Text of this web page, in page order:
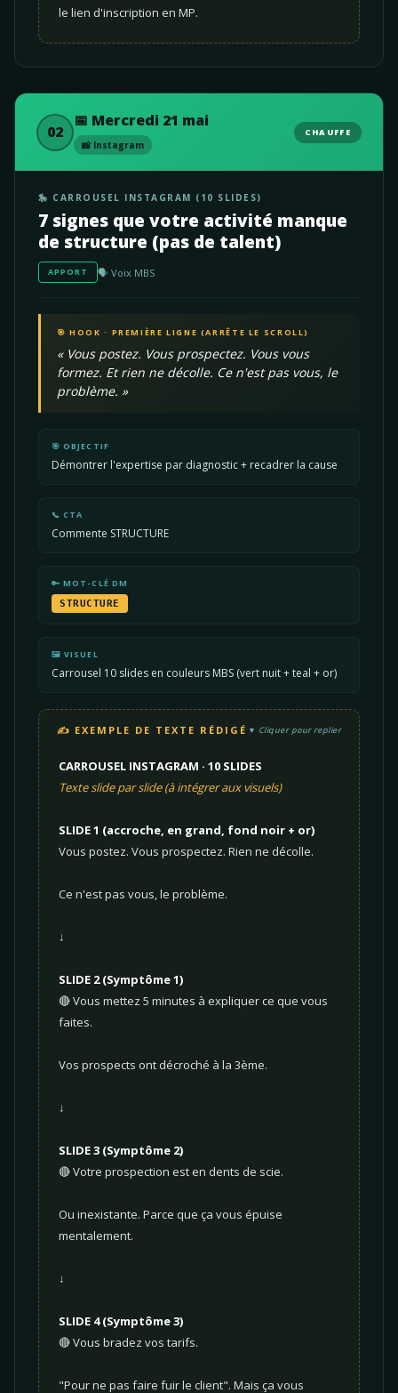
le lien d'inscription en MP.
02
📅 Mercredi 21 mai
📸 Instagram
CHAUFFE
🎠 CARROUSEL INSTAGRAM (10 SLIDES)
7 signes que votre activité manque
de structure (pas de talent)
APPORT 🗣️ Voix MBS
🎯 HOOK · PREMIÈRE LIGNE (ARRÊTE LE SCROLL)
« Vous postez. Vous prospectez. Vous vous
formez. Et rien ne décolle. Ce n'est pas vous, le
problème. »
🎯 OBJECTIF
Démontrer l'expertise par diagnostic + recadrer la cause
📞 CTA
Commente STRUCTURE
🔑 MOT-CLÉ DM
STRUCTURE
🖼️ VISUEL
Carrousel 10 slides en couleurs MBS (vert nuit + teal + or)
✍️ EXEMPLE DE TEXTE RÉDIGÉ Cliquer pour replier
CARROUSEL INSTAGRAM · 10 SLIDES
Texte slide par slide (à intégrer aux visuels)
SLIDE 1 (accroche, en grand, fond noir + or)
Vous postez. Vous prospectez. Rien ne décolle.
Ce n'est pas vous, le problème.
↓
SLIDE 2 (Symptôme 1)
🔴 Vous mettez 5 minutes à expliquer ce que vous
faites.
Vos prospects ont décroché à la 3ème.
↓
SLIDE 3 (Symptôme 2)
🔴 Votre prospection est en dents de scie.
Ou inexistante. Parce que ça vous épuise
mentalement.
↓
SLIDE 4 (Symptôme 3)
🔴 Vous bradez vos tarifs.
"Pour ne pas faire fuir le client". Mais ça vous